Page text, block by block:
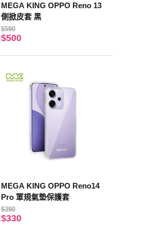
MEGA KING OPPO Reno 13
側掀皮套 黑
$590
$500
MEGA KING OPPO Reno14
Pro 軍規氣墊保護套
$390
$330